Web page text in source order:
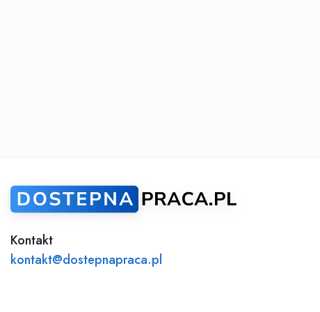
Kontakt
kontakt@dostepnapraca.pl